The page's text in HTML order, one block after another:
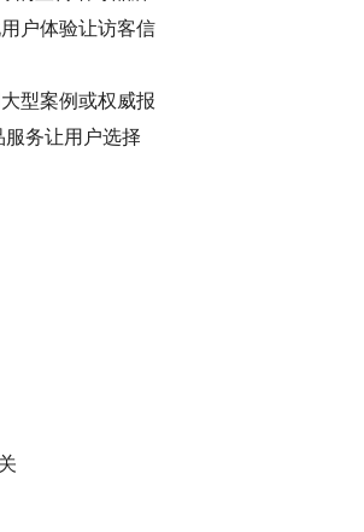
户体验让访客信
型案例或权威报
务让用户选择